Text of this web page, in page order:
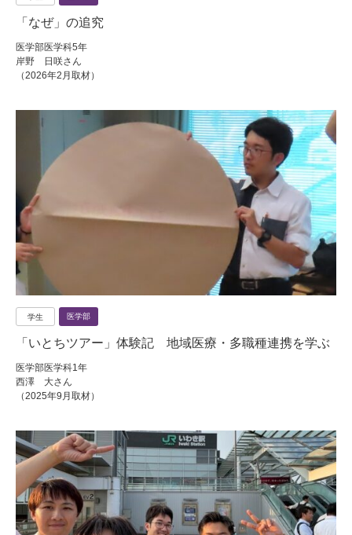
「なぜ」の追究
医学部医学科5年
岸野 日咲さん
（2026年2月取材）
学生 医学部
「いとちツアー」体験記 地域医療・多職種連携を学ぶ
医学部医学科1年
西澤 大さん
（2025年9月取材）